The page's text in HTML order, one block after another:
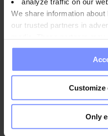
We share information
our trusted partners in
information you have
collected when you use
Customize
Only
Domande e
11recensioni clienti